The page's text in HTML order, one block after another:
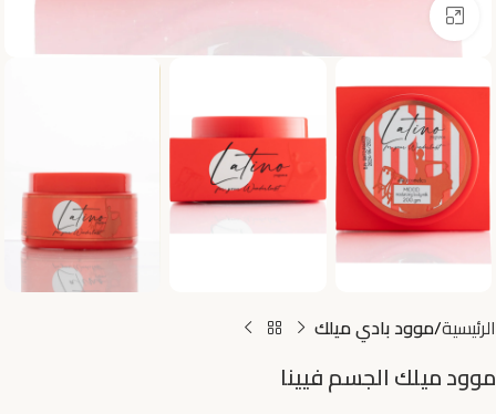
اضغط للتكبير
الرئيسية موود بادي ميلك
موود ميلك الجسم فيينا